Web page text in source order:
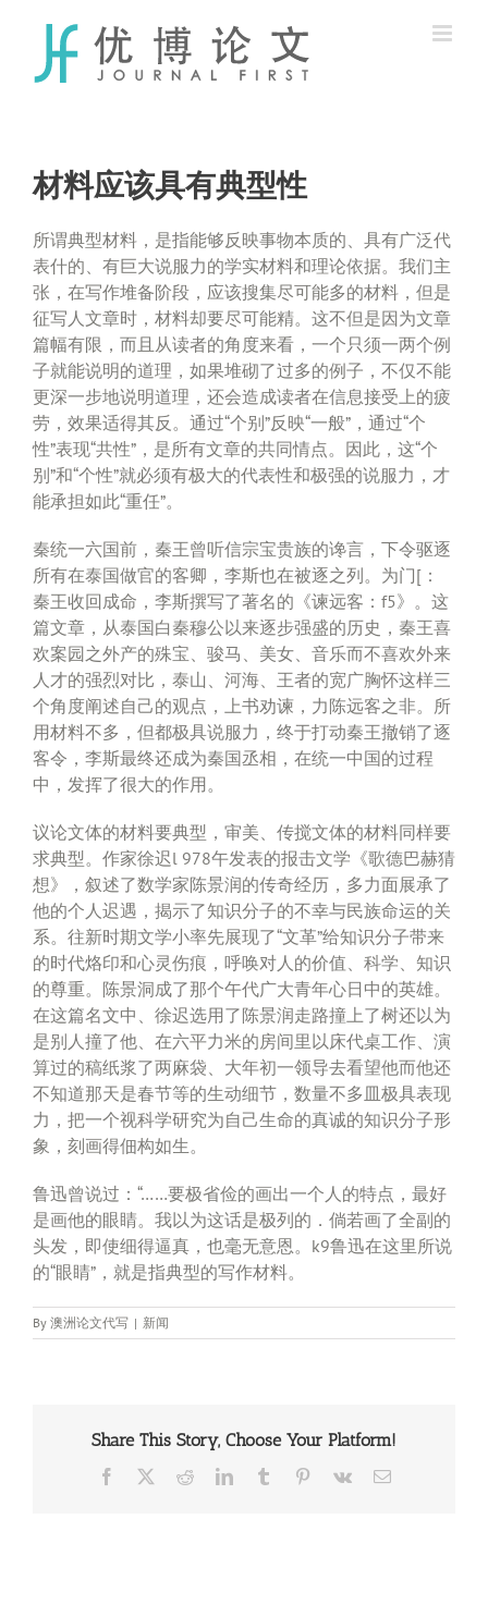
content
材料应该具有典型性
所谓典型材料，是指能够反映事物本质的、具有广泛代
表什的、有巨大说服力的学实材料和理论依据。我们主
张，在写作堆备阶段，应该搜集尽可能多的材料，但是
征写人文章时，材料却要尽可能精。这不但是因为文章
篇幅有限，而且从读者的角度来看，一个只须一两个例
子就能说明的道理，如果堆砌了过多的例子，不仅不能
更深一步地说明道理，还会造成读者在信息接受上的疲
劳，效果适得其反。通过“个别”反映“一般”，通过“个
性”表现“共性”，是所有文章的共同情点。因此，这“个
别”和“个性”就必须有极大的代表性和极强的说服力，才
能承担如此“重任”。
秦统一六国前，秦王曾听信宗宝贵族的谗言，下令驱逐
所有在泰国做官的客卿，李斯也在被逐之列。为门[：
秦王收回成命，李斯撰写了著名的《谏远客：f5》。这
篇文章，从泰国白秦穆公以来逐步强盛的历史，秦王喜
欢案园之外产的殊宝、骏马、美女、音乐而不喜欢外来
人才的强烈对比，泰山、河海、王者的宽广胸怀这样三
个角度阐述自己的观点，上书劝谏，力陈远客之非。所
用材料不多，但都极具说服力，终于打动秦王撤销了逐
客令，李斯最终还成为秦国丞相，在统一中国的过程
中，发挥了很大的作用。
议论文体的材料要典型，审美、传搅文体的材料同样要
求典型。作家徐迟l 978午发表的报击文学《歌德巴赫猜
想》，叙述了数学家陈景润的传奇经历，多力面展承了
他的个人迟遇，揭示了知识分子的不幸与民族命运的关
系。往新时期文学小率先展现了“文革”给知识分子带来
的时代烙印和心灵伤痕，呼唤对人的价值、科学、知识
的尊重。陈景洞成了那个午代广大青年心日中的英雄。
在这篇名文中、徐迟选用了陈景润走路撞上了树还以为
是别人撞了他、在六平力米的房间里以床代桌工作、演
算过的稿纸浆了两麻袋、大年初一领导去看望他而他还
不知道那天是春节等的生动细节，数量不多皿极具表现
力，把一个视科学研究为自己生命的真诚的知识分子形
象，刻画得佃构如生。
鲁迅曾说过：“……要极省俭的画出一个人的特点，最好
是画他的眼睛。我以为这话是极列的．倘若画了全副的
头发，即使细得逼真，也毫无意恩。k9鲁迅在这里所说
的“眼睛”，就是指典型的写作材料。
By 澳洲论文代写 | 新闻
Share This Story, Choose Your Platform!
Facebook RedditLinkedInTumblr Pinterest
Vk Email